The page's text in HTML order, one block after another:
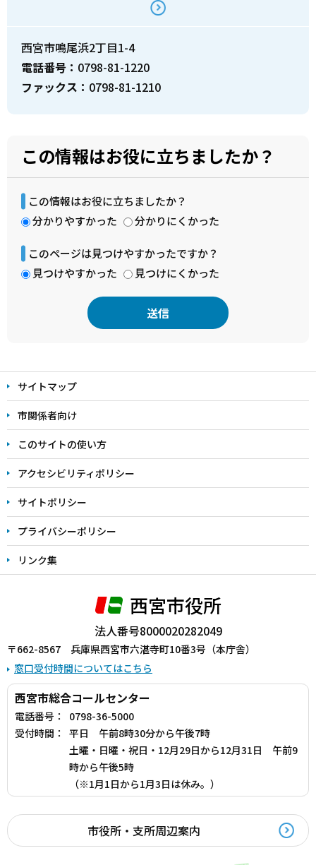
西宮市鳴尾浜2丁目1-4
電話番号： 0798-81-1220
ファックス： 0798-81-1210
この情報はお役に立ちましたか？
この情報はお役に立ちましたか？
分かりやすかった
分かりにくかった
このページは見つけやすかったですか？
見つけやすかった
見つけにくかった
文
こ
こ
ま
で
サイトマップ
市関係者向け
このサイトの使い方
アクセシビリティポリシー
サイトポリシー
プライバシーポリシー
リンク集
西宮市役所
法人番号8000020282049
〒662-8567 兵庫県西宮市六湛寺町10番3号（本庁舎）
窓口受付時間についてはこちら
西宮市総合コールセンター
電話番号：
0798-36-5000
受付時間：
平日 午前8時30分から午後7時
土曜・日曜・祝日・12月29日から12月31日 午前9
時から午後5時
（※1月1日から1月3日は休み。）
市役所・支所周辺案内